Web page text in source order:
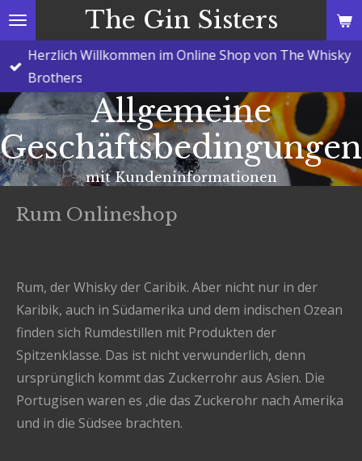
Zum
Hauptinhalt
springen
The Gin Sisters
Herzlich Willkommen im Online Shop von The Whisky
Brothers
Allgemeine
Geschäftsbedingungen
mit Kundeninformationen
Rum Onlineshop
Rum, der Whisky der Caribik. Aber nicht nur in der
Karibik, auch in Südamerika und dem indischen Ozean
finden sich Rumdestillen mit Produkten der
Spitzenklasse. Das ist nicht verwunderlich, denn
ursprünglich kommt das Zuckerrohr aus Asien. Die
Portugisen waren es ,die das Zuckerohr nach Amerika
und in die Südsee brachten.